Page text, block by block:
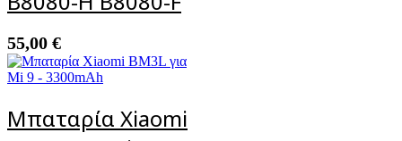
55,00 €
Μπαταρία Xiaomi